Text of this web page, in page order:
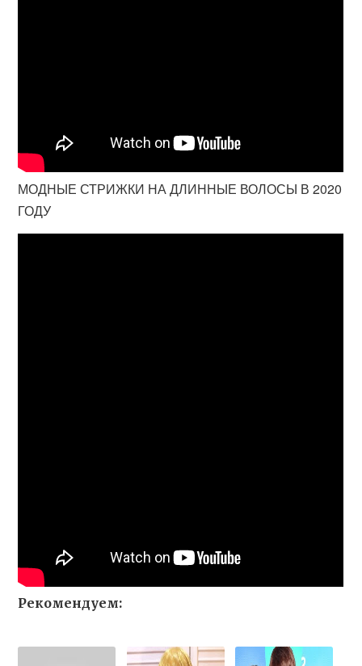
МОДНЫЕ СТРИЖКИ НА ДЛИННЫЕ ВОЛОСЫ В 2020
ГОДУ
Рекомендуем: